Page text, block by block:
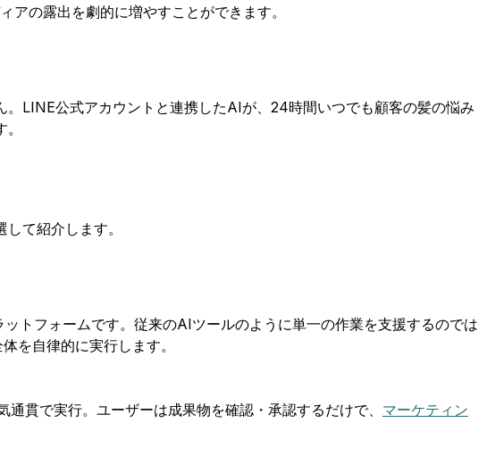
の露出を劇的に増やすことができます。
LINE公式アカウントと連携したAIが、24時間いつでも顧客の髪の悩み
て紹介します。
トフォームです。従来のAIツールのように単一の作業を支援するのでは
を自律的に実行します。
通貫で実行。ユーザーは成果物を確認・承認するだけで、 マーケティン